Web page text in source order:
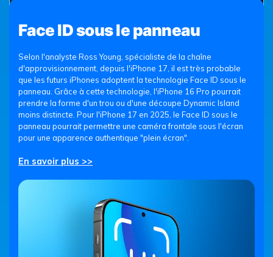
iPhone 14 vs iPhone 15 : Acheter maintenant ou
décisions, tels que le mode de vie, les préférences et le budget.
Dans cet article, avec cette comparaison côte à côte des deux
appareils, vous pourrez décider d'acheter l'iPhone 14 maintenant ou
Face ID sous le panneau
Selon l'analyste Ross Young, spécialiste de la chaîne
d'approvisionnement, depuis l'iPhone 17, il est très probable
que les futurs iPhones adoptent la technologie Face ID sous le
panneau. Grâce à cette technologie, l'iPhone 16 Pro pourrait
prendre la forme d'un trou ou d'une découpe Dynamic Island
moins distincte. Pour l'iPhone 17 en 2025, le Face ID sous le
panneau pourrait permettre une caméra frontale sous l'écran
pour une apparence authentique "plein écran".
En savoir plus >>